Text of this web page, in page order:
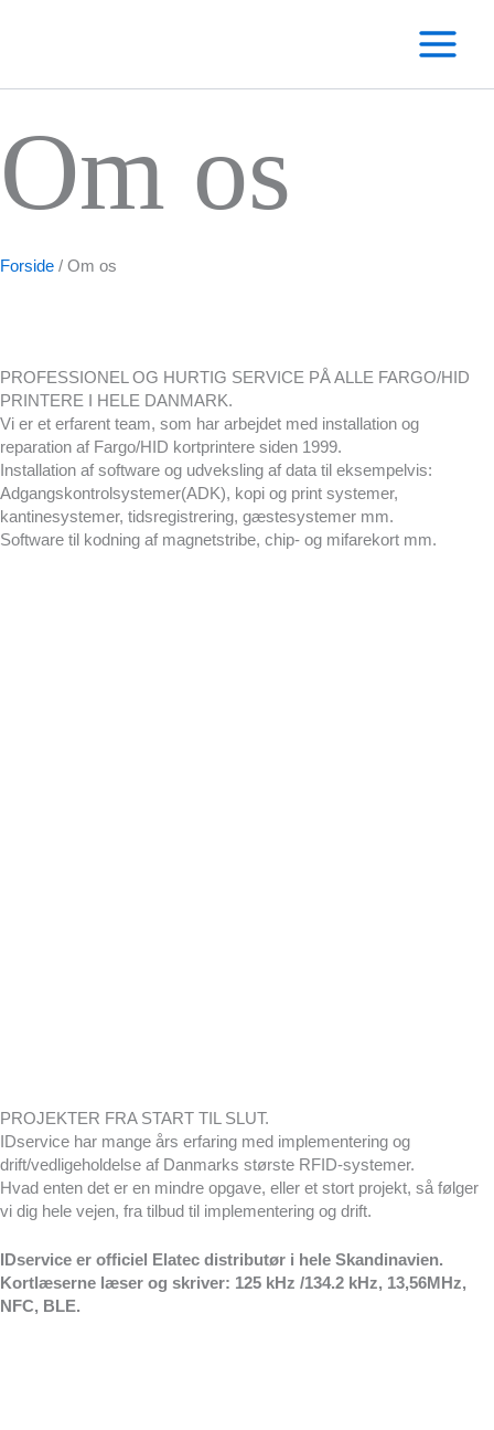
Om os
Forside / Om os
PROFESSIONEL OG HURTIG SERVICE PÅ ALLE FARGO/HID
PRINTERE I HELE DANMARK.
Vi er et erfarent team, som har arbejdet med installation og
reparation af Fargo/HID kortprintere siden 1999.
Installation af software og udveksling af data til eksempelvis:
Adgangskontrolsystemer(ADK), kopi og print systemer,
kantinesystemer, tidsregistrering, gæstesystemer mm.
Software til kodning af magnetstribe, chip- og mifarekort mm.
PROJEKTER FRA START TIL SLUT.
IDservice har mange års erfaring med implementering og
drift/vedligeholdelse af Danmarks største RFID-systemer.
Hvad enten det er en mindre opgave, eller et stort projekt, så følger
vi dig hele vejen, fra tilbud til implementering og drift.
IDservice er officiel Elatec distributør i hele Skandinavien.
Kortlæserne læser og skriver: 125 kHz /134.2 kHz, 13,56MHz,
NFC, BLE.